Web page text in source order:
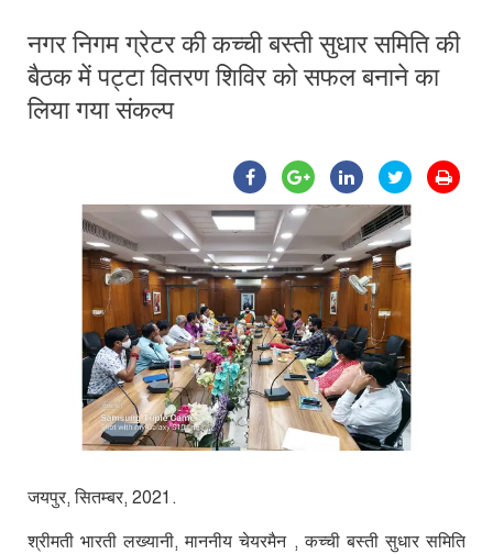
नगर निगम ग्रेटर की कच्ची बस्ती सुधार समिति की
बैठक में पट्टा वितरण शिविर को सफल बनाने का
लिया गया संकल्प
जयपुर,सितम्बर, 2021.
श्रीमती भारती लख्यानी,माननीय चेयरमैन ,कच्ची बस्ती सुधार समिति